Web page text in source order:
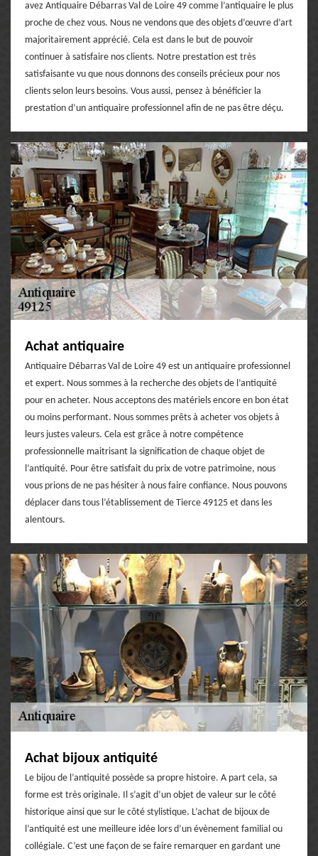
avez Antiquaire Débarras Val de Loire 49 comme l’antiquaire le plus
proche de chez vous. Nous ne vendons que des objets d’œuvre d’art
majoritairement apprécié. Cela est dans le but de pouvoir
continuer à satisfaire nos clients. Notre prestation est très
satisfaisante vu que nous donnons des conseils précieux pour nos
clients selon leurs besoins. Vous aussi, pensez à bénéficier la
prestation d’un antiquaire professionnel afin de ne pas être déçu.
Achat antiquaire
Antiquaire Débarras Val de Loire 49 est un antiquaire professionnel
et expert. Nous sommes à la recherche des objets de l’antiquité
pour en acheter. Nous acceptons des matériels encore en bon état
ou moins performant. Nous sommes prêts à acheter vos objets à
leurs justes valeurs. Cela est grâce à notre compétence
professionnelle maitrisant la signification de chaque objet de
l’antiquité. Pour être satisfait du prix de votre patrimoine, nous
vous prions de ne pas hésiter à nous faire confiance. Nous pouvons
déplacer dans tous l’établissement de Tierce 49125 et dans les
alentours.
Achat bijoux antiquité
Le bijou de l’antiquité possède sa propre histoire. A part cela, sa
forme est très originale. Il s’agit d’un objet de valeur sur le côté
historique ainsi que sur le côté stylistique. L’achat de bijoux de
l’antiquité est une meilleure idée lors d’un évènement familial ou
collégiale. C’est une façon de se faire remarquer en gardant une